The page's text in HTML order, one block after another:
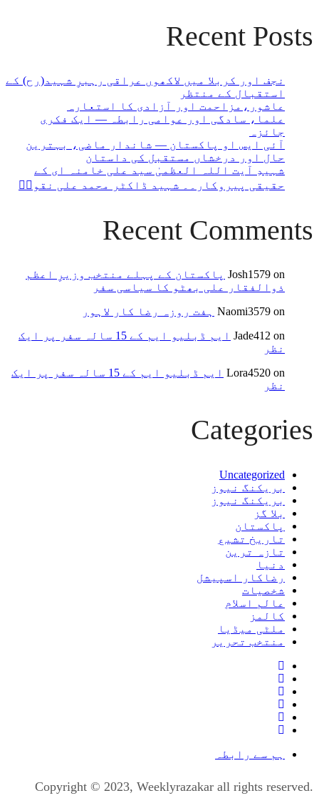
Recent Posts
نجف اور کربلا میں لاکھوں عراقی رہبرِ شہید(رح) کے
استقبال کے منتظر
عاشور،مزاحمت اور آزادی کا استعارہ
علما، سادگی اور عوامی رابطہ — ایک فکری
جائزہ
آئی ایس او پاکستان — شاندار ماضی، بہترین
حال اور درخشاں مستقبل کی داستان
شہیدِ آیت اللہ العظمیٰ سید علی خامنہ ای کے
حقیقی پیروکار۔۔ شہید ڈاکٹر محمد علی نقویؒ
Recent Comments
Josh1579 on
پاکستان کے پہلے منتخب وزیرِ اعظم
ذوالفقار علی بھٹو کا سیاسی سفر
Naomi3579 on
ہفت روزہ رضا کار لاہور
Jade412 on
ایم ڈبلیو ایم کے 15 سالہ سفر پر ایک
نظر
Lora4520 on
ایم ڈبلیو ایم کے 15 سالہ سفر پر ایک
نظر
Categories
Uncategorized
بریکنگ نیوز
بریکنگ نیوز
بلا گز
پاکستان
تاریخ تشیع
تازہ ترین
دنیا
رضاکار اسپیشل
شخصیات
عالم اسلام
کالمز
ملٹی میڈیا
منتخب تحریر
ہم سے رابطہ
Copyright © 2023, Weeklyrazakar all rights reserved.